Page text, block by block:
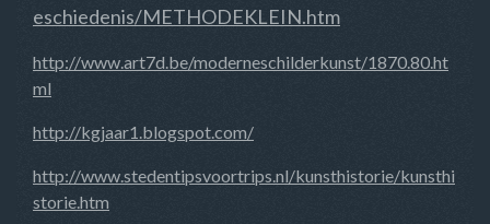
eschiedenis/METHODEKLEIN.htm
http://www.art7d.be/moderneschilderkunst/1870.80.ht
ml
http://kgjaar1.blogspot.com/
http://www.stedentipsvoortrips.nl/kunsthistorie/kunsthi
storie.htm